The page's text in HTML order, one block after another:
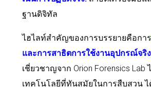
ฐานดิจิทัล
ไฮไลท์สำคัญของการบรรยายคือการ
และการสาธิตการใช้งานอุปกรณ์จริง
เชี่ยวชาญจาก Orion Forensics Lab
เทคโนโลยีที่ทันสมัยในการสืบสวน ไ